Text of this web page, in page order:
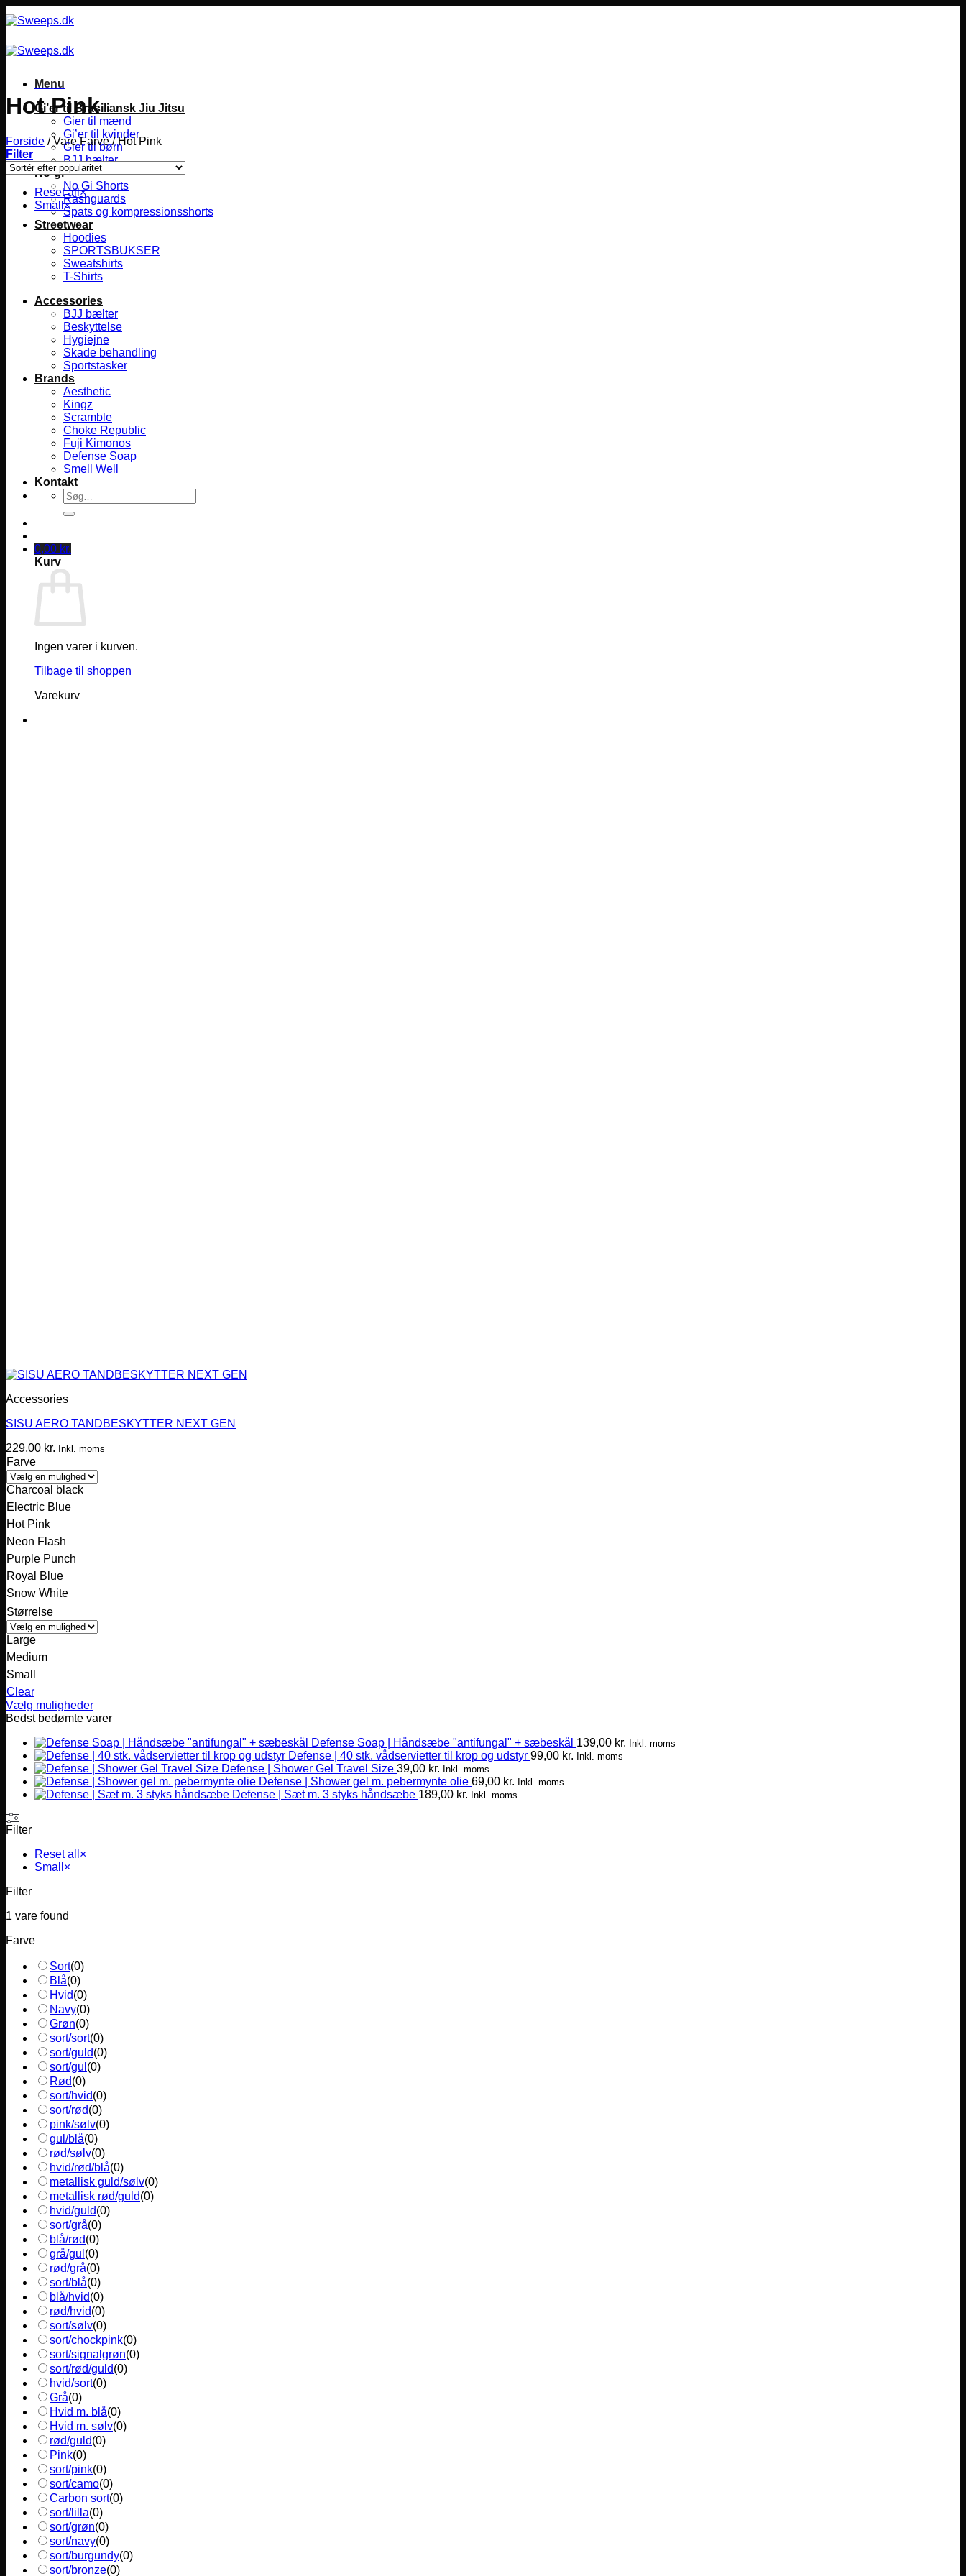
til
Menu
Gi’er til Brasiliansk Jiu Jitsu
Gier til mænd
Gi’er til kvinder
Gier til børn
BJJ bælter
No-gi
No Gi Shorts
Rashguards
Spats og kompressionsshorts
Streetwear
Hoodies
SPORTSBUKSER
Sweatshirts
T-Shirts
Accessories
BJJ bælter
Beskyttelse
Hygiejne
Skade behandling
Sportstasker
Brands
Aesthetic
Kingz
Scramble
Choke Republic
Fuji Kimonos
Defense Soap
Smell Well
Kontakt
Søg
efter:
0,00 kr.
Kurv
Ingen varer i kurven.
Tilbage til shoppen
Varekurv
Hot Pink
Forside /Vare Farve/Hot Pink
Filter
Reset all×
Small×
Accessories
SISU AERO TANDBESKYTTER NEXT GEN
229,00 kr. Inkl. moms
Farve
Charcoal black
Electric Blue
Hot Pink
Neon Flash
Purple Punch
Royal Blue
Snow White
Størrelse
Large
Medium
Small
Clear
Vælg muligheder
Dette
flere
varianter.
Mulighederne
kan
på
varesiden
Bedst bedømte varer
Defense Soap | Håndsæbe "antifungal" + sæbeskål 139,00 kr. Inkl. moms
Defense | 40 stk. vådservietter til krop og udstyr 99,00 kr. Inkl. moms
Defense | Shower Gel Travel Size 39,00 kr. Inkl. moms
Defense | Shower gel m. pebermynte olie 69,00 kr. Inkl. moms
Defense | Sæt m. 3 styks håndsæbe 189,00 kr. Inkl. moms
Filter
Reset all ×
Small ×
Filter
1 vare found
Farve
Sort(0)
Blå(0)
Hvid(0)
Navy(0)
Grøn(0)
sort/sort(0)
sort/guld(0)
sort/gul (0)
Rød(0)
sort/hvid(0)
sort/rød(0)
pink/sølv(0)
gul/blå(0)
rød/sølv(0)
hvid/rød/blå(0)
metallisk guld/sølv(0)
metallisk rød/guld(0)
hvid/guld(0)
sort/grå(0)
blå/rød(0)
grå/gul (0)
rød/grå(0)
sort/blå(0)
blå/hvid(0)
rød/hvid(0)
sort/sølv(0)
sort/chockpink(0)
sort/signalgrøn(0)
sort/rød/guld(0)
hvid/sort(0)
Grå(0)
Hvid m. blå(0)
Hvid m. sølv(0)
rød/guld(0)
Pink(0)
sort/pink(0)
sort/camo(0)
Carbon sort(0)
sort/lilla(0)
sort/grøn(0)
sort/navy(0)
sort/burgundy(0)
sort/bronze(0)